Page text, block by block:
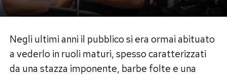
Negli ultimi anni il pubblico si era ormai abituato
a vederlo in ruoli maturi, spesso caratterizzati
da una stazza imponente, barbe folte e una